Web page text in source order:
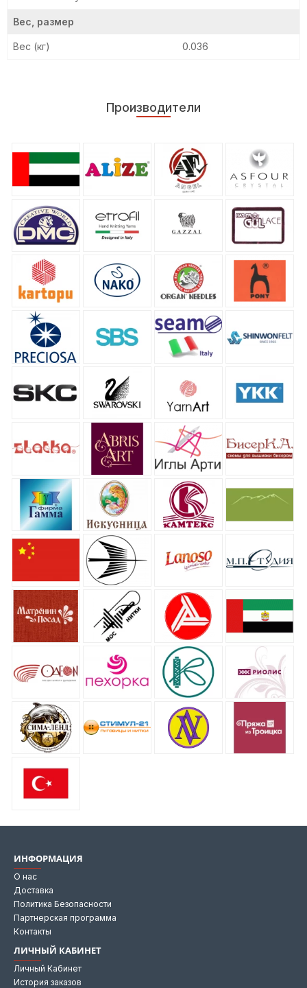
Вес, размер
Вес (кг) 0.036
Производители
ИНФОРМАЦИЯ
О нас
Доставка
Политика Безопасности
Партнерская программа
Контакты
ЛИЧНЫЙ КАБИНЕТ
Личный Кабинет
История заказов